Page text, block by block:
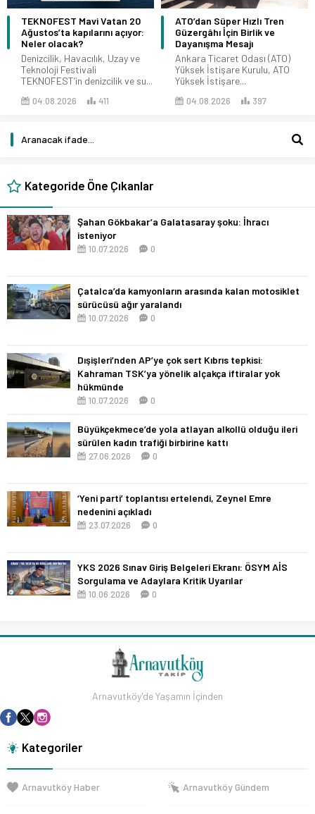
TEKNOFEST Mavi Vatan 20
Ağustos’ta kapılarını açıyor:
Neler olacak?
Denizcilik, Havacılık, Uzay ve
Teknoloji Festivali
TEKNOFEST’in denizcilik ve su...
04.08.2026 411
ATO’dan Süper Hızlı Tren
Güzergâhı İçin Birlik ve
Dayanışma Mesajı
Ankara Ticaret Odası (ATO)
Yüksek İstişare Kurulu, ATO
Yüksek İstişare...
04.08.2026 397
Kategoride Öne Çıkanlar
Şahan Gökbakar’a Galatasaray şoku: İhracı
isteniyor
10.07.2026 0
Çatalca’da kamyonların arasında kalan motosiklet
sürücüsü ağır yaralandı
10.07.2026 0
Dışişleri’nden AP’ye çok sert Kıbrıs tepkisi:
Kahraman TSK’ya yönelik alçakça iftiralar yok
hükmünde
10.07.2026 0
Büyükçekmece’de yola atlayan alkollü olduğu ileri
sürülen kadın trafiği birbirine kattı
27.06.2026 0
‘Yeni parti’ toplantısı ertelendi, Zeynel Emre
nedenini açıkladı
23.07.2026 0
YKS 2026 Sınav Giriş Belgeleri Ekranı: ÖSYM AİS
Sorgulama ve Adaylara Kritik Uyarılar
10.06.2026 0
Arnavutköy'de Yaşamın İçinden
Kategoriler
Arnavutköy Haber Arnavutköy Gündem